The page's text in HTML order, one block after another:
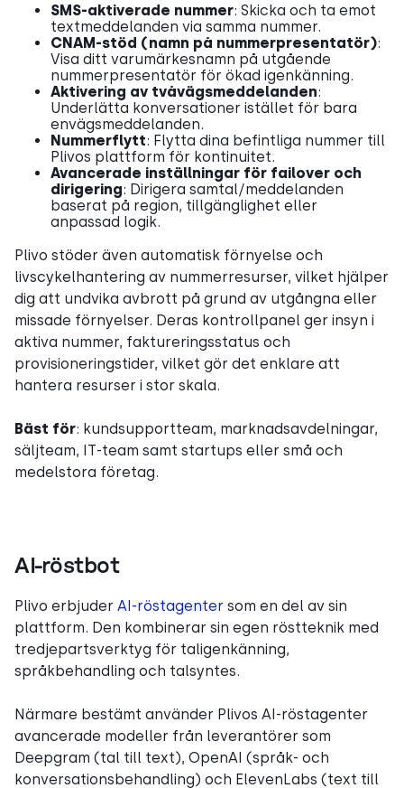
SMS-aktiverade nummer: Skicka och ta emot
textmeddelanden via samma nummer.
CNAM-stöd (namn på nummerpresentatör):
Visa ditt varumärkesnamn på utgående
nummerpresentatör för ökad igenkänning.
Aktivering av tvåvägsmeddelanden:
Underlätta konversationer istället för bara
envägsmeddelanden.
Nummerflytt: Flytta dina befintliga nummer till
Plivos plattform för kontinuitet.
Avancerade inställningar för failover och
dirigering: Dirigera samtal/meddelanden
baserat på region, tillgänglighet eller
anpassad logik.
Plivo stöder även automatisk förnyelse och
livscykelhantering av nummerresurser, vilket hjälper
dig att undvika avbrott på grund av utgångna eller
missade förnyelser. Deras kontrollpanel ger insyn i
aktiva nummer, faktureringsstatus och
provisioneringstider, vilket gör det enklare att
hantera resurser i stor skala.
Bäst för: kundsupportteam, marknadsavdelningar,
säljteam, IT-team samt startups eller små och
medelstora företag.
AI-röstbot
Plivo erbjuder AI-röstagenter som en del av sin
plattform. Den kombinerar sin egen röstteknik med
tredjepartsverktyg för taligenkänning,
språkbehandling och talsyntes.
Närmare bestämt använder Plivos AI-röstagenter
avancerade modeller från leverantörer som
Deepgram (tal till text), OpenAI (språk- och
konversationsbehandling) och ElevenLabs (text till